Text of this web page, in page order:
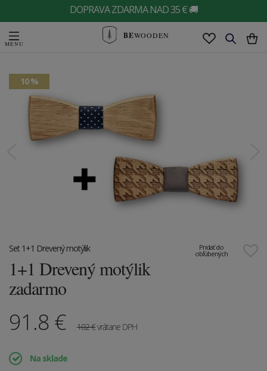
DOPRAVA ZDARMA NAD 35 € 🚚
BEWOODEN
10 %
Pridať do
obľúbených
Set 1+1 Drevený motýlik
1+1 Drevený motýlik
zadarmo
91.8 € 102€vrátane DPH
Na sklade